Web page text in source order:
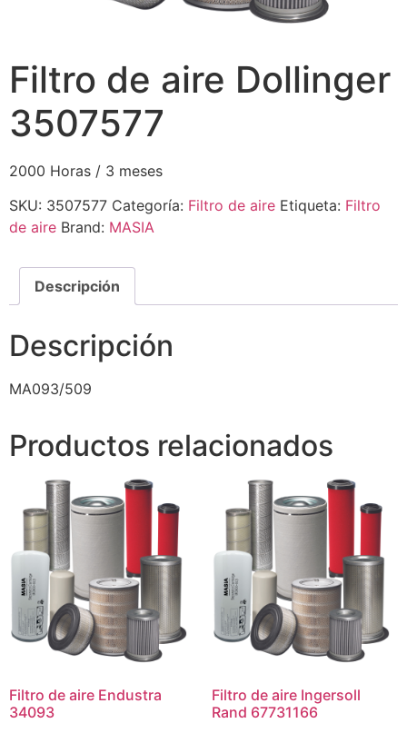
Filtro de aire Dollinger
3507577
2000 Horas / 3 meses
SKU: 3507577 Categoría: Filtro de aire Etiqueta: Filtro
de aire Brand: MASIA
Descripción
Descripción
MA093/509
Productos relacionados
Filtro de aire Endustra
34093
Filtro de aire Ingersoll
Rand 67731166